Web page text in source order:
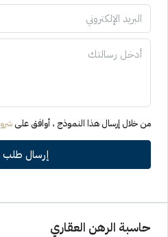
من خلال إرسال هذا النموذج ، أوافق على
إرسال طلب
حاسبة الرهن العقاري